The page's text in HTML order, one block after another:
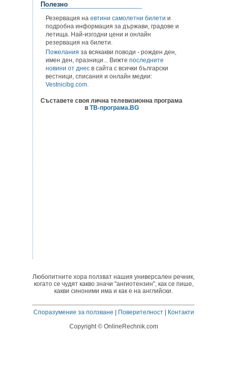
Полезно
Резервация на евтини самолетни билети и
подробна информация за държави, градове и
летища. Най-изгодни цени и онлайн
резервация на билети.
Пожелания за всякакви поводи - рожден ден,
имен ден, празници... Вижте последните
новини от днес в сайта с всички български
вестници, списания и онлайн медии:
Vestnicibg.com.
Съставете своя лична телевизионна програма
в ТВ-програма.BG
Любопитните хора ползват нашия универсален речник,
когато се чудят какво значи "ангиотензин", как се пише,
какви синоними има и как е на английски.
Споразумение за ползване | Поверителност| Контакти
Copyright © OnlineRechnik.com